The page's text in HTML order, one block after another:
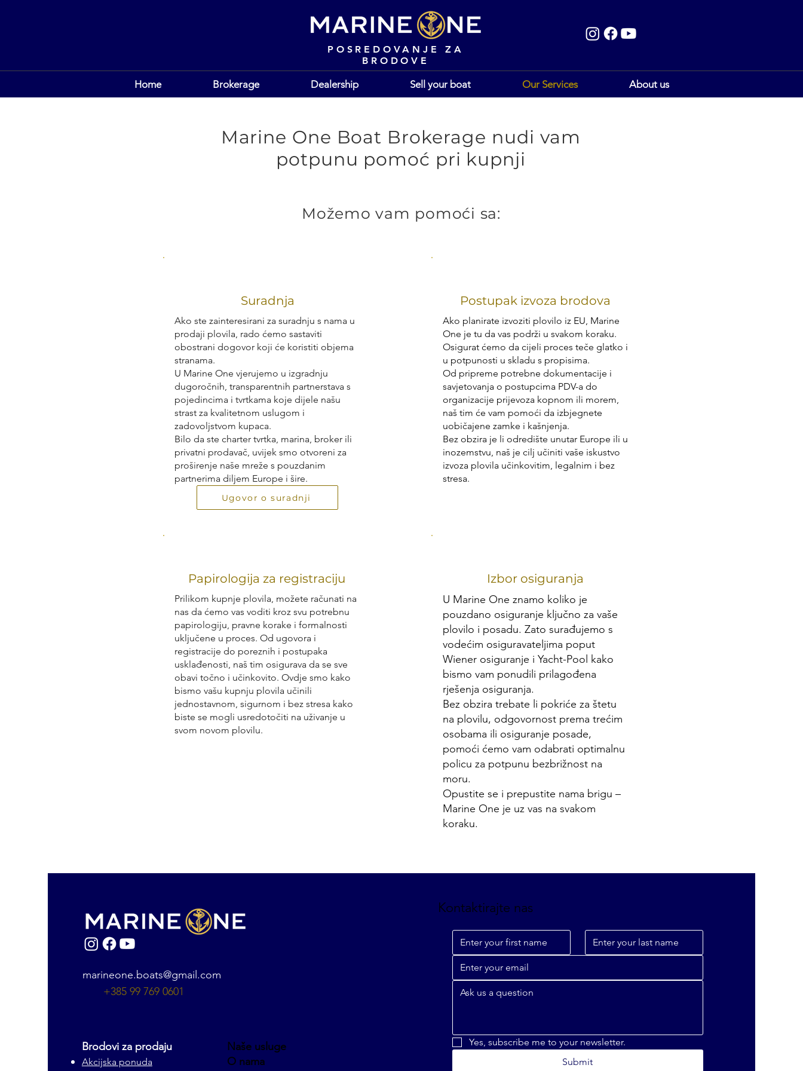
POSREDOVANJE ZA
BRODOVE
Home Brokerage Dealership Sell your boat Our Services About us
Marine One Boat Brokerage nudi vam
potpunu pomoć pri kupnji
Možemo vam pomoći sa:
Suradnja
Ako ste zainteresirani za suradnju s nama u
prodaji plovila, rado ćemo sastaviti
obostrani dogovor koji će koristiti objema
stranama.
U Marine One vjerujemo u izgradnju
dugoročnih, transparentnih partnerstava s
pojedincima i tvrtkama koje dijele našu
strast za kvalitetnom uslugom i
zadovoljstvom kupaca.
Bilo da ste charter tvrtka, marina, broker ili
privatni prodavač, uvijek smo otvoreni za
proširenje naše mreže s pouzdanim
partnerima diljem Europe i šire.
Ugovor o suradnji
Papirologija za registraciju
Prilikom kupnje plovila, možete računati na
nas da ćemo vas voditi kroz svu potrebnu
papirologiju, pravne korake i formalnosti
uključene u proces. Od ugovora i
registracije do poreznih i postupaka
usklađenosti, naš tim osigurava da se sve
obavi točno i učinkovito. Ovdje smo kako
bismo vašu kupnju plovila učinili
jednostavnom, sigurnom i bez stresa kako
biste se mogli usredotočiti na uživanje u
svom novom plovilu.
Postupak izvoza brodova
Ako planirate izvoziti plovilo iz EU, Marine
One je tu da vas podrži u svakom koraku.
Osigurat ćemo da cijeli proces teče glatko i
u potpunosti u skladu s propisima.
Od pripreme potrebne dokumentacije i
savjetovanja o postupcima PDV-a do
organizacije prijevoza kopnom ili morem,
naš tim će vam pomoći da izbjegnete
uobičajene zamke i kašnjenja.
Bez obzira je li odredište unutar Europe ili u
inozemstvu, naš je cilj učiniti vaše iskustvo
izvoza plovila učinkovitim, legalnim i bez
stresa.
Izbor osiguranja
U Marine One znamo koliko je
pouzdano osiguranje ključno za vaše
plovilo i posadu. Zato surađujemo s
vodećim osiguravateljima poput
Wiener osiguranje i Yacht-Pool kako
bismo vam ponudili prilagođena
rješenja osiguranja.
Bez obzira trebate li pokriće za štetu
na plovilu, odgovornost prema trećim
osobama ili osiguranje posade,
pomoći ćemo vam odabrati optimalnu
policu za potpunu bezbrižnost na
moru.
Opustite se i prepustite nama brigu –
Marine One je uz vas na svakom
koraku.
marineone.boats@gmail.com
+385 99 769 0601
Brodovi za prodaju
Akcijska ponuda
Naše usluge
O nama
Kontaktirajte nas
Yes, subscribe me to your newsletter.
Submit